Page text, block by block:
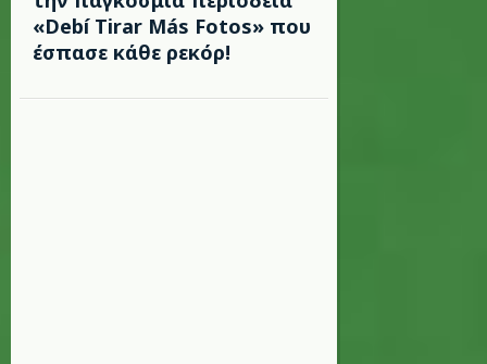
«Debí Tirar Más Fotos» που
έσπασε κάθε ρεκόρ!